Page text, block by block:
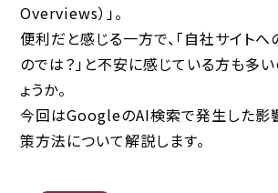
Overviews）」。
便利だと感じる一方で、「自社サイトへ
のでは？」と不安に感じている方も多
ょうか。
今回はGoogleのAI検索で発生した影
策方法について解説します。